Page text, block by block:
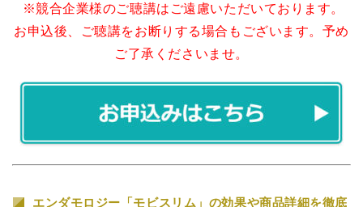
※競合企業様のご聴講はご遠慮いただいております。
お申込後、ご聴講をお断りする場合もございます。予め
ご了承くださいませ。
エンダモロジー「モビスリム」の効果や商品詳細を徹底